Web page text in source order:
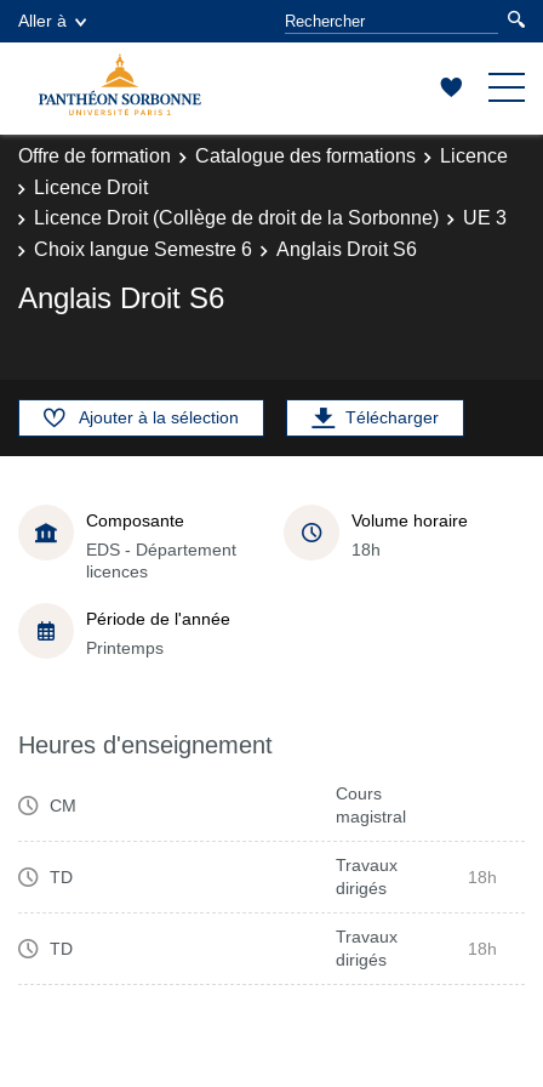
Aller à
Offre de formation Catalogue des formations
Licence
Licence Droit
Licence Droit (Collège de droit de la Sorbonne)
UE 3
Choix langue Semestre 6
Anglais Droit S6
Anglais Droit S6
Ajouter à la sélection Télécharger
Composante
EDS - Département
licences
Volume horaire
18h
Période de l'année
Printemps
Heures d'enseignement
CM
Cours
magistral
TD
Travaux
dirigés
18h
TD
Travaux
dirigés
18h